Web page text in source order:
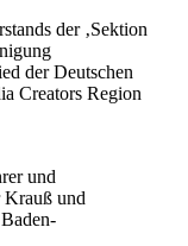
der ‚Sektion
der Deutschen
Creators Region
und
Krauß und